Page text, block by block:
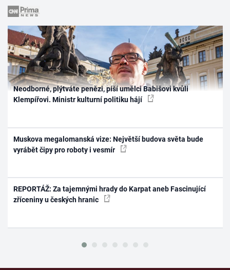
Neodborné, plýtváte penězi, píší umělci Babišovi kvůli
Klempířovi. Ministr kulturní politiku hájí
Muskova megalomanská vize: Největší budova světa bude
vyrábět čipy pro roboty i vesmír
REPORTÁŽ: Za tajemnými hrady do Karpat aneb Fascinující
zříceniny u českých hranic